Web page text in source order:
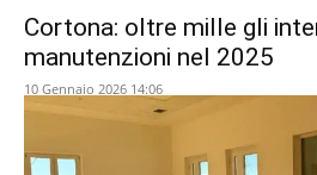
Cortona: oltre mille gli
manutenzioni nel 2025
10 Gennaio 2026 14:06